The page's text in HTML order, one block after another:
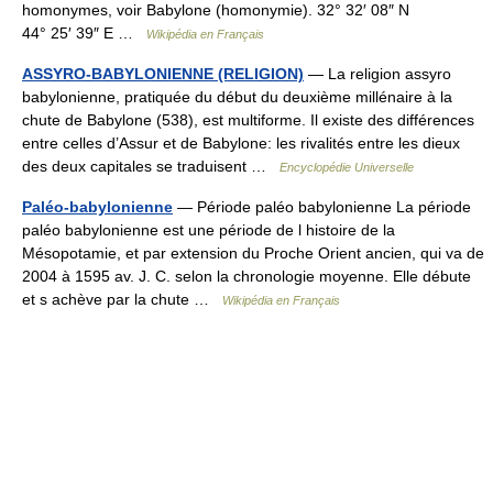
homonymes, voir Babylone (homonymie). 32° 32′ 08″ N
44° 25′ 39″ E …
Wikipédia en Français
ASSYRO-BABYLONIENNE (RELIGION) — La religion assyro
babylonienne, pratiquée du début du deuxième millénaire à la
chute de Babylone (538), est multiforme. Il existe des différences
entre celles d’Assur et de Babylone: les rivalités entre les dieux
des deux capitales se traduisent …
Encyclopédie Universelle
Paléo-babylonienne — Période paléo babylonienne La période
paléo babylonienne est une période de l histoire de la
Mésopotamie, et par extension du Proche Orient ancien, qui va de
2004 à 1595 av. J. C. selon la chronologie moyenne. Elle débute
et s achève par la chute …
Wikipédia en Français